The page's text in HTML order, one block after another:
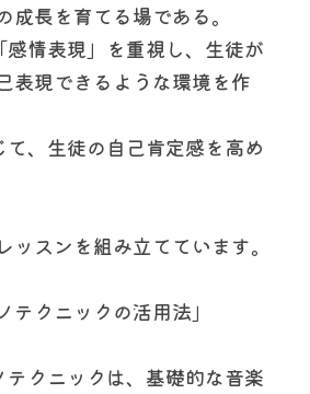
成長を育てる場である。
情表現」を重視し、生徒が
表現できるような環境を作
、生徒の自己肯定感を高め
ッスンを組み立てています。
テクニックの活用法」
クニックは、基礎的な音楽